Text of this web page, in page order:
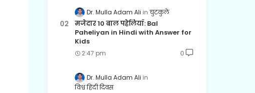
Dr. Mulla Adam Ali चुटकुले
मजेदार 10 बाल पहेलियाँ: Bal
Paheliyan in Hindi with Answer for
Kids
2:47 pm 0
Dr. Mulla Adam Ali
विश्व हिंदी दिवस